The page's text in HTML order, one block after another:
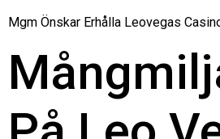
Mgm Önskar Erhålla Leovegas